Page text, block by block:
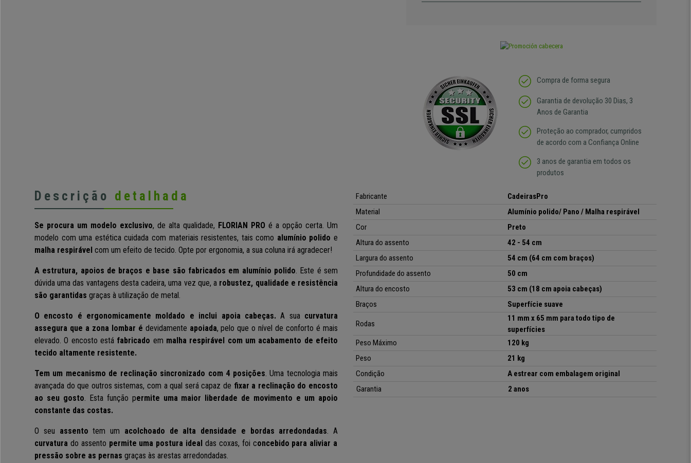
Compra de forma segura
Garantia de devolução 30 Dias, 3
Anos de Garantia
Proteção ao comprador, cumpridos
de acordo com a Confiança Online
3 anos de garantia em todos os
produtos
Descrição detalhada
Se procura um modelo exclusivo, de alta qualidade, FLORIAN PRO é a opção certa. Um
modelo com uma estética cuidada com materiais resistentes, tais como alumínio polido e
malha respirável com um efeito de tecido. Opte por ergonomia, a sua coluna irá agradecer!
A estrutura, apoios de braços e base são fabricados em alumínio polido. Este é sem
dúvida uma das vantagens desta cadeira, uma vez que, a robustez, qualidade e resistência
são garantidas graças à utilização de metal.
O encosto é ergonomicamente moldado e inclui apoia cabeças. A sua curvatura
assegura que a zona lombar é devidamente apoiada, pelo que o nível de conforto é mais
elevado. O encosto está fabricado em malha respirável com um acabamento de efeito
tecido altamente resistente.
Tem um mecanismo de reclinação sincronizado com 4 posições. Uma tecnologia mais
avançada do que outros sistemas, com a qual será capaz de fixar a reclinação do encosto
ao seu gosto. Esta função permite uma maior liberdade de movimento e um apoio
constante das costas.
O seu assento tem um acolchoado de alta densidade e bordas arredondadas. A
curvatura do assento permite uma postura ideal das coxas, foi concebido para aliviar a
pressão sobre as pernas graças às arestas arredondadas.
Fabricante
CadeirasPro
Material
Alumínio polido/ Pano / Malha respirável
Cor
Preto
Altura do assento
42 - 54 cm
Largura do assento
54 cm (64 cm com braços)
Profundidade do assento
50 cm
Altura do encosto
53 cm (18 cm apoia cabeças)
Braços
Superfície suave
Rodas
11 mm x 65 mm para todo tipo de
superfícies
Peso Máximo
120 kg
Peso
21 kg
Condição
A estrear com embalagem original
Garantia
2 anos